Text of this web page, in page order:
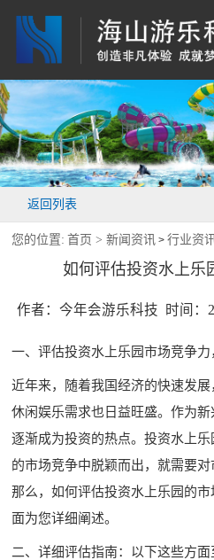
返回列表
您的位置: 首页 >新闻资讯 >行业资讯
如何评估投资水上乐
作者：今年会游乐科技 时间：
一、评估投资水上乐园市场竞争力
近年来，随着我国经济的快速发展
休闲娱乐需求也日益旺盛。作为
逐渐成为投资的热点。投资水上
的市场竞争中脱颖而出，就需要对
那么，如何评估投资水上乐园的
面为您详细阐述。
二、详细评估指南：以下这些方